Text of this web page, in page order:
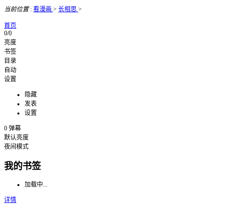
当前位置: 看漫画 > 长相思 >
首页
0/0
亮度
书签
目录
自动
设置
隐藏
发表
设置
0 弹幕
默认亮度
夜间模式
我的书签
加载中...
详情